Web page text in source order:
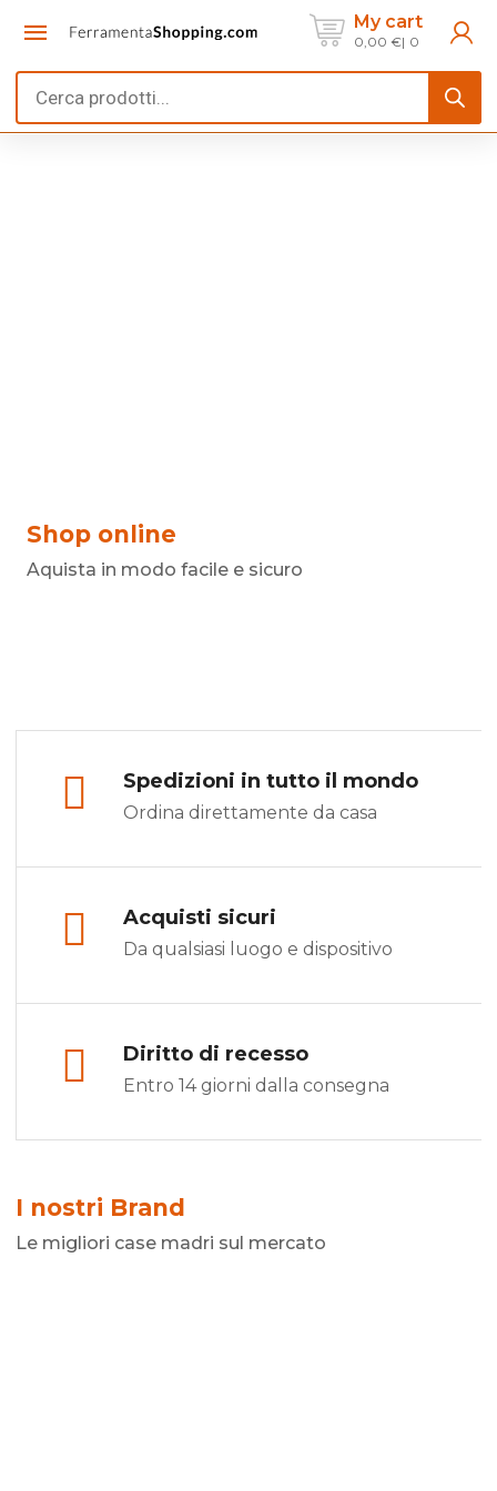
My cart
0,00 € 0
search
Shop online
Aquista in modo facile e sicuro
Spedizioni in tutto il mondo
Ordina direttamente da casa
Acquisti sicuri
Da qualsiasi luogo e dispositivo
Diritto di recesso
Entro 14 giorni dalla consegna
I nostri Brand
Le migliori case madri sul mercato